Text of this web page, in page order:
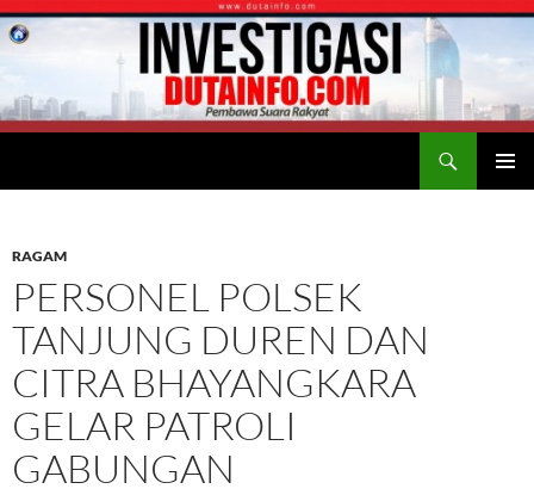
RAGAM
PERSONEL POLSEK
TANJUNG DUREN DAN
CITRA BHAYANGKARA
GELAR PATROLI
GABUNGAN